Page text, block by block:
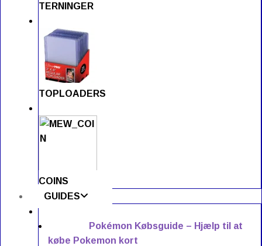
TERNINGER
TOPLOADERS
COINS
GUIDES
Pokémon Købsguide – Hjælp til at
købe Pokemon kort